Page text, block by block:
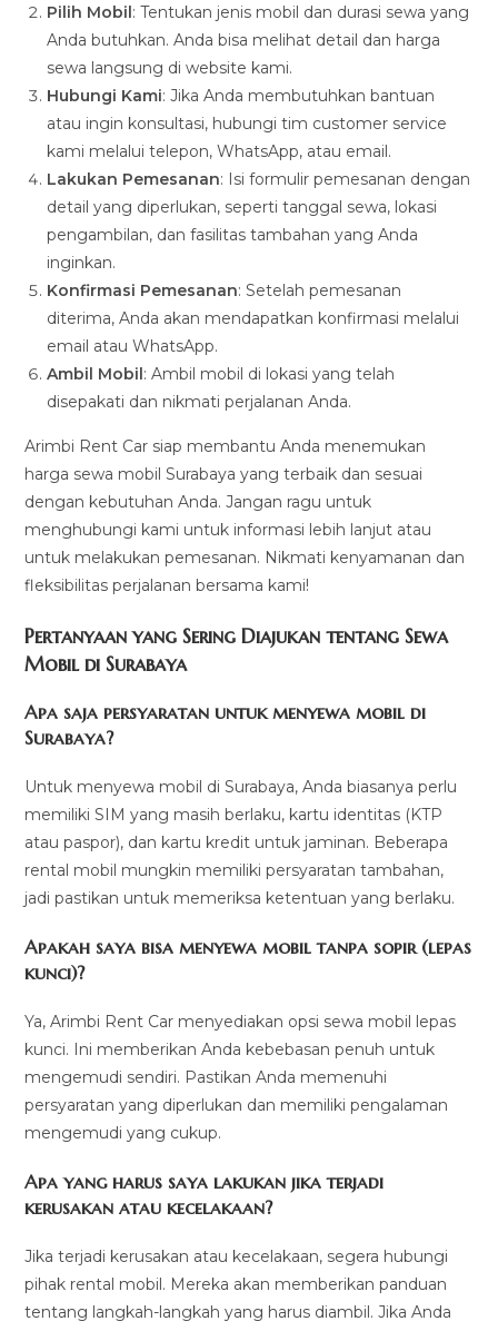
Pilih Mobil: Tentukan jenis mobil dan durasi sewa yang
Anda butuhkan. Anda bisa melihat detail dan harga
sewa langsung di website kami.
Hubungi Kami: Jika Anda membutuhkan bantuan
atau ingin konsultasi, hubungi tim customer service
kami melalui telepon, WhatsApp, atau email.
Lakukan Pemesanan: Isi formulir pemesanan dengan
detail yang diperlukan, seperti tanggal sewa, lokasi
pengambilan, dan fasilitas tambahan yang Anda
inginkan.
Konfirmasi Pemesanan: Setelah pemesanan
diterima, Anda akan mendapatkan konfirmasi melalui
email atau WhatsApp.
Ambil Mobil: Ambil mobil di lokasi yang telah
disepakati dan nikmati perjalanan Anda.
Arimbi Rent Car siap membantu Anda menemukan
harga sewa mobil Surabaya yang terbaik dan sesuai
dengan kebutuhan Anda. Jangan ragu untuk
menghubungi kami untuk informasi lebih lanjut atau
untuk melakukan pemesanan. Nikmati kenyamanan dan
fleksibilitas perjalanan bersama kami!
Pertanyaan yang Sering Diajukan tentang Sewa
Mobil di Surabaya
Apa saja persyaratan untuk menyewa mobil di
Surabaya?
Untuk menyewa mobil di Surabaya, Anda biasanya perlu
memiliki SIM yang masih berlaku, kartu identitas (KTP
atau paspor), dan kartu kredit untuk jaminan. Beberapa
rental mobil mungkin memiliki persyaratan tambahan,
jadi pastikan untuk memeriksa ketentuan yang berlaku.
Apakah saya bisa menyewa mobil tanpa sopir (lepas
kunci)?
Ya, Arimbi Rent Car menyediakan opsi sewa mobil lepas
kunci. Ini memberikan Anda kebebasan penuh untuk
mengemudi sendiri. Pastikan Anda memenuhi
persyaratan yang diperlukan dan memiliki pengalaman
mengemudi yang cukup.
Apa yang harus saya lakukan jika terjadi
kerusakan atau kecelakaan?
Jika terjadi kerusakan atau kecelakaan, segera hubungi
pihak rental mobil. Mereka akan memberikan panduan
tentang langkah-langkah yang harus diambil. Jika Anda